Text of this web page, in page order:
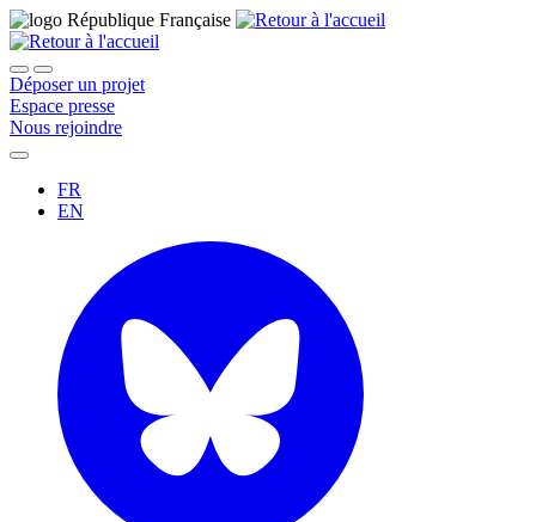
Déposer un projet
Espace presse
Nous rejoindre
FR
EN